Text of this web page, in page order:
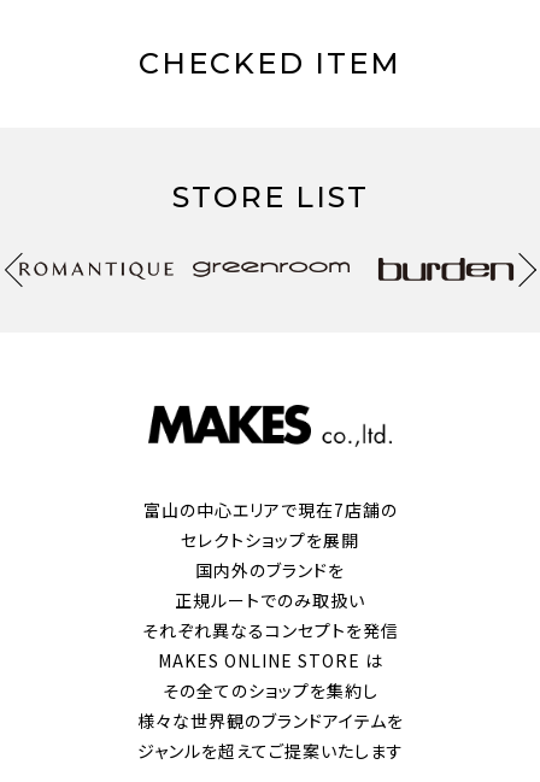
CHECKED ITEM
STORE LIST
富山の中心エリアで現在7店舗の
セレクトショップを展開
国内外のブランドを
正規ルートでのみ取扱い
それぞれ異なるコンセプトを発信
MAKES ONLINE STORE は
その全てのショップを集約し
様々な世界観のブランドアイテムを
ジャンルを超えてご提案いたします